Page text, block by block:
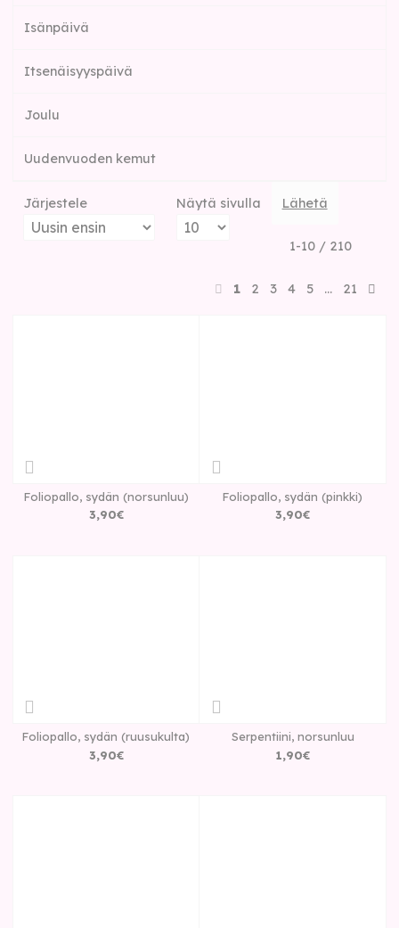
Isänpäivä
Itsenäisyyspäivä
Joulu
Uudenvuoden kemut
Järjestele Näytä sivulla Lähetä
1-10 / 210
1 2 3 4 5 … 21
Foliopallo, sydän (norsunluu)
3,90€
Foliopallo, sydän (pinkki)
3,90€
Foliopallo, sydän (ruusukulta)
3,90€
Serpentiini, norsunluu
1,90€